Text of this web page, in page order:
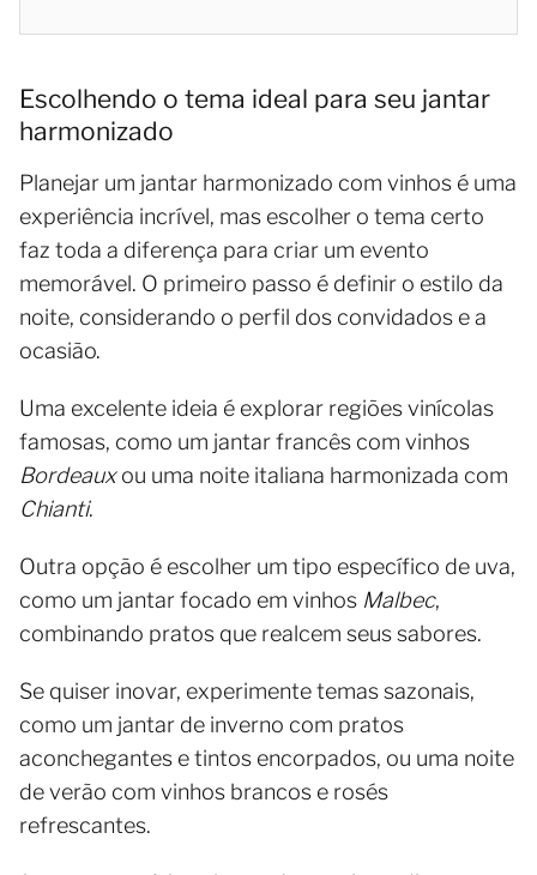
Escolhendo o tema ideal para seu jantar
harmonizado
Planejar um jantar harmonizado com vinhos é uma
experiência incrível, mas escolher o tema certo
faz toda a diferença para criar um evento
memorável. O primeiro passo é definir o estilo da
noite, considerando o perfil dos convidados e a
ocasião.
Uma excelente ideia é explorar regiões vinícolas
famosas, como um jantar francês com vinhos
Bordeauxou uma noite italiana harmonizada com
Chianti.
Outra opção é escolher um tipo específico de uva,
como um jantar focado em vinhos Malbec,
combinando pratos que realcem seus sabores.
Se quiser inovar, experimente temas sazonais,
como um jantar de inverno com pratos
aconchegantes e tintos encorpados, ou uma noite
de verão com vinhos brancos e rosés
refrescantes.